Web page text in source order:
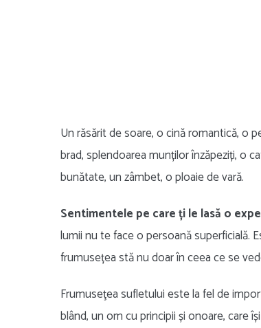
Un răsărit de soare, o cină romantică, o
brad, splendoarea munților înzăpeziți, o
bunătate, un zâmbet, o ploaie de vară.
Sentimentele pe care ți le lasă o
lumii nu te face o persoană superficială.
frumusețea stă nu doar în ceea ce se
Frumuseţea sufletului este la fel de
blând, un om cu principii și onoare, care